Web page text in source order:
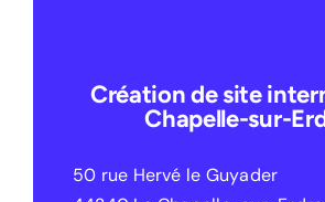
Création de site
Chapelle-sur-
50 rue Hervé le Guyader